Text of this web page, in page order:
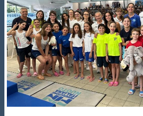
Salvamento
Master
Formazione